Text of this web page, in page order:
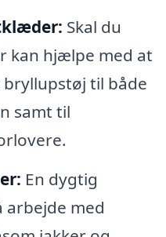
Skal du
kan hjælpe med at
til både
samt til
En dygtig
med